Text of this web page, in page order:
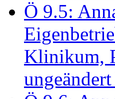
Ö 9.5:
Klinikum,